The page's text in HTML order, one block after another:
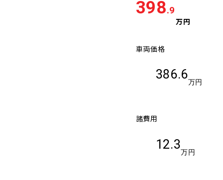
398.9
万円
車両価格
386.6
万円
諸費用
12.3
万円